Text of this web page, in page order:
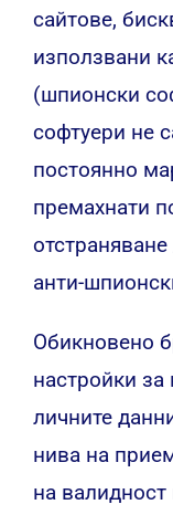
сайтове,
използвани
(шпионски
софтуери не
постоянно
премахнати
анти-
Обикновено
настройки
личните
нива на
на